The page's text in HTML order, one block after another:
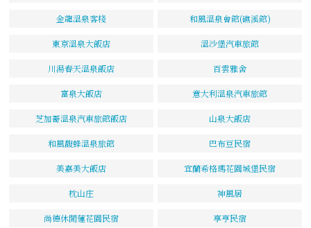
金龍溫泉客棧 和風溫泉會館(礁溪館)
東京溫泉大飯店 溫沙堡汽車旅館
川湯春天溫泉飯店 百雲雅舍
富泉大飯店 意大利溫泉汽車旅館
芝加哥溫泉汽車旅館飯店 山泉大飯店
和風馥蜂溫泉旅館 巴布豆民宿
美嘉美大飯店 宜蘭希格瑪花園城堡民宿
枕山庄 神風居
尚德休閒蓮花園民宿 享亨民宿